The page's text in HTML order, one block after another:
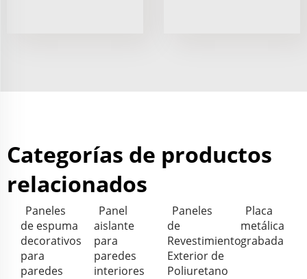
Categorías de productos
relacionados
Paneles
de espuma
decorativos
para
paredes
Panel
aislante
para
paredes
interiores
Paneles
de
Revestimiento
Exterior de
Poliuretano
Placa
metálica
grabada